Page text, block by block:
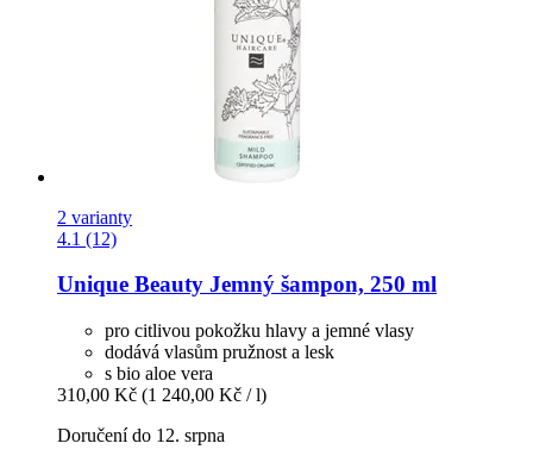
2 varianty
4.1 (12)
Unique Beauty Jemný šampon, 250 ml
pro citlivou pokožku hlavy a jemné vlasy
dodává vlasům pružnost a lesk
s bio aloe vera
310,00 Kč (1 240,00 Kč / l)
Doručení do 12. srpna